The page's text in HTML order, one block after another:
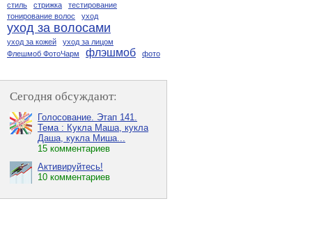
стиль
стрижка
тестирование
тонирование волос
уход
уход за волосами
уход за кожей
уход за лицом
Флешмоб ФотоЧарм
флэшмоб фото
Сегодня обсуждают:
Голосование. Этап 141.
Тема : Кукла Маша, кукла
Даша, кукла Миша...
15 комментариев
Активируйтесь!
10 комментариев